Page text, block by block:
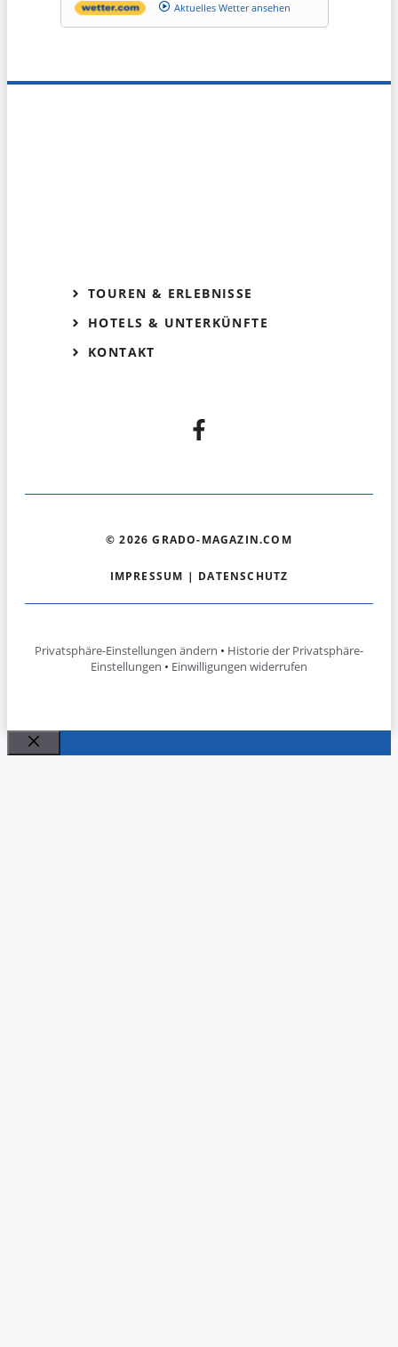
Aktuelles Wetter ansehen
TOUREN & ERLEBNISSE
HOTELS & UNTERKÜNFTE
KONTAKT
© 2026 GRADO-MAGAZIN.COM
IMPRESSUM | DATENSCHUTZ
Privatsphäre-Einstellungen ändern • Historie der Privatsphäre-
Einstellungen • Einwilligungen widerrufen
Schließen